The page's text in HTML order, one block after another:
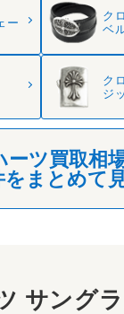
ー
ク
ベ
ク
ジ
ツ買取相
をまとめて
サング